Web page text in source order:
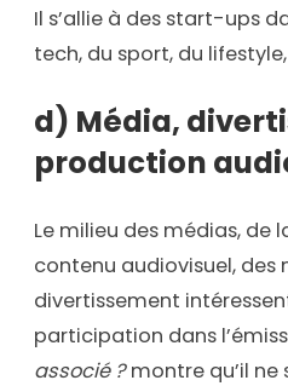
Il s’allie à des start-ups
tech, du sport, du
d) Média,
production
Le milieu des médias, de
contenu audiovisuel, des
divertissement
participation dans
associé ?montre qu’il ne